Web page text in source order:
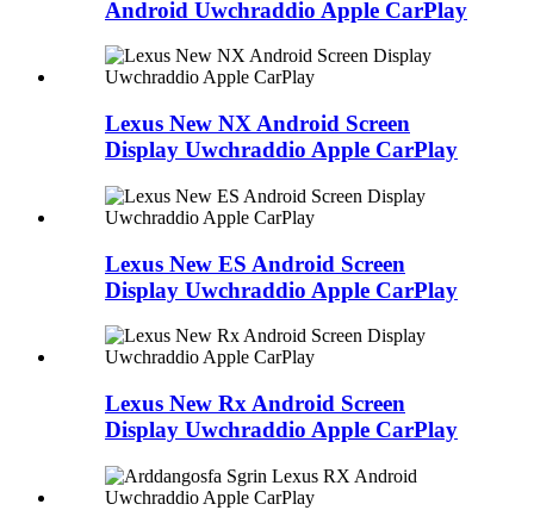
Android Uwchraddio Apple CarPlay
Lexus New NX Android Screen
Display Uwchraddio Apple CarPlay
Lexus New ES Android Screen
Display Uwchraddio Apple CarPlay
Lexus New Rx Android Screen
Display Uwchraddio Apple CarPlay